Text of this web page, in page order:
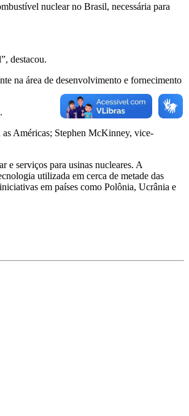
nuclear no Brasil, necessária para
destacou.
na área de desenvolvimento e fornecimento
Américas; Stephen McKinney, vice-
e serviços para usinas nucleares. A
utilizada em cerca de metade das
em países como Polônia, Ucrânia e